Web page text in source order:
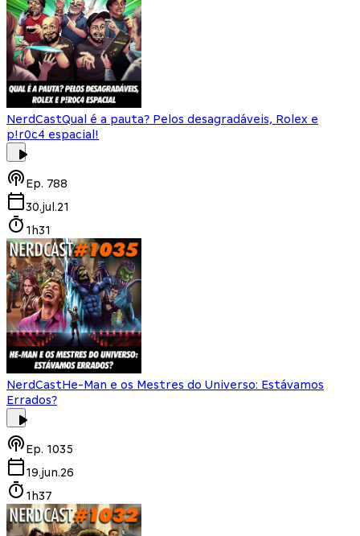
NerdCastQual é a pauta? Pelos desagradáveis, Rolex e
p!r0c4 espacial!
Ep. 788
30.jul.21
1h31
NerdCastHe-Man e os Mestres do Universo: Estávamos
Errados?
Ep. 1035
19.jun.26
1h37